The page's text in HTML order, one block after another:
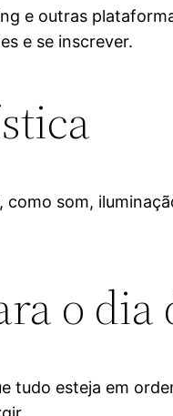
e outras
e se inscrever.
som,
o dia
tudo esteja em